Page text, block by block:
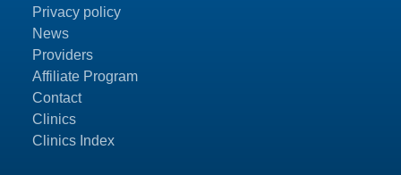
Privacy policy
News
Providers
Affiliate Program
Contact
Clinics
Clinics Index